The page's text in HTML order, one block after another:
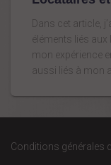
Dans cet article,
éléments liés
mon expérience
aussi liés à mon
Conditions générales